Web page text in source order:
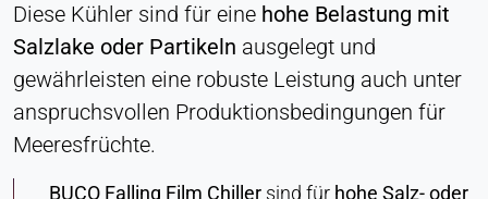
Diese Kühler sind für eine hohe Belastung mit
Salzlake oder Partikeln ausgelegt und
gewährleisten eine robuste Leistung auch unter
anspruchsvollen Produktionsbedingungen für
Meeresfrüchte.
BUCO Falling Film Chiller sind für hohe Salz- oder